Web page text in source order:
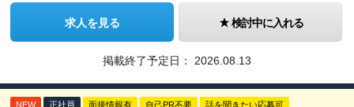
求人を見る 検討中に入れる
掲載終了予定日： 2026.08.13
NEW 正社員 面接情報有 自己PR不要 話を聞きたい応募可